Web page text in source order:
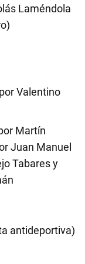
Laméndola
Valentino
Martín
Juan Manuel
Tabares y
antideportiva)